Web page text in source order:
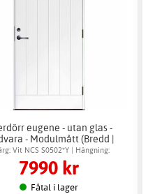
eugene - utan glas -
- Modulmått (Bredd |
Höjd dm): 9x20
Vit NCS S0502*Y | Hängning:
Vänsterhängd
7990 kr
Fåtal i lager